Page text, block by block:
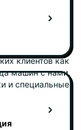
клиентов как
машин с нами.
и специальные